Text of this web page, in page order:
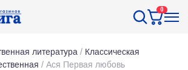
0
литература / Классическая
/ Ася Первая любовь